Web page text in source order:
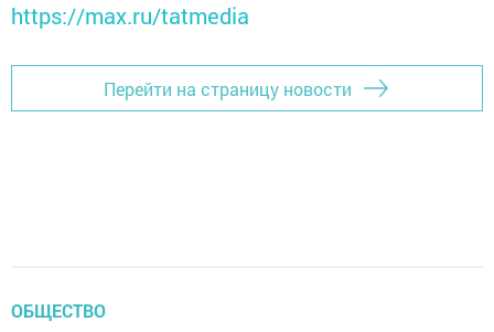
https://max.ru/tatmedia
Перейти на страницу новости
ОБЩЕСТВО